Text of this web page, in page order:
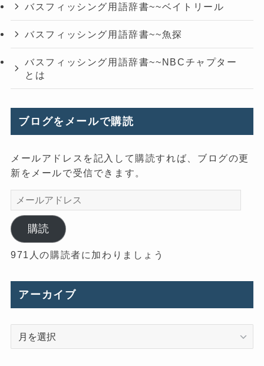
バスフィッシング用語辞書~~ベイトリール
バスフィッシング用語辞書~~魚探
バスフィッシング用語辞書~~NBCチャプター
とは
ブログをメールで購読
メールアドレスを記入して購読すれば、ブログの更
新をメールで受信できます。
メ
ー
ル
ア
ド
ス
購読
971人の購読者に加わりましょう
アーカイブ